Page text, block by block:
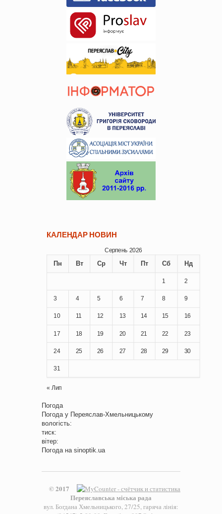
КАЛЕНДАР НОВИН
Серпень 2026
Пн Вт Ср Чт Пт Сб Нд
1 2
3 4 5 6 7 8 9
10 11 12 13 14 15 16
17 18 19 20 21 22 23
24 25 26 27 28 29 30
31
« Лип
Погода
Погода у Переяслав-Хмельницькому
вологість:
тиск:
вітер:
Погода на sinoptik.ua
© 2017
Переяславська міська рада
вул. Богдана Хмельницького, 27/25, гаряча лінія: